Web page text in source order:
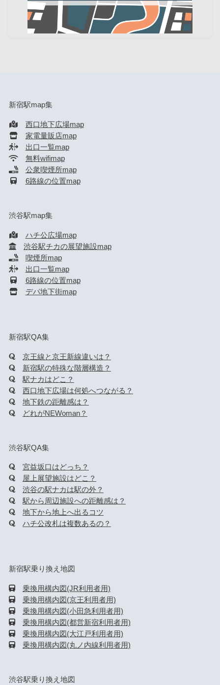
新宿駅map集
西口地下広場map
家電量販店map
出口一覧map
無料wifimap
公衆喫煙所map
6路線の位置map
渋谷駅map集
ハチ公広場map
渋谷駅チカの展望施設map
喫煙所map
出口一覧map
6路線の位置map
デパ地下街map
新宿駅QA集
京王線と京王新線違いは？
新宿駅の特殊な階層構造？
駅ナカはどこ？
西口地下広場は何処へつながる？
地下鉄の距離感は？
どれがNEWoman？
渋谷駅QA集
宮益坂口はどっち？
屋上展望施設はどこ？
渋谷の駅ナカは駅の外？
駅から周辺施設への距離感は？
地下から地上へ出るコツ
ハチ公改札は複数あるの？
新宿駅乗り換え地図
乗換用構内図(JR利用者用)
乗換用構内図(京王利用者用)
乗換用構内図(小田急利用者用)
乗換用構内図(都営新宿利用者用)
乗換用構内図(大江戸利用者用)
乗換用構内図(丸ノ内線利用者用)
渋谷駅乗り換え地図